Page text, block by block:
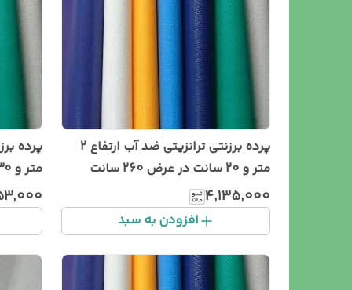
پرده برزنتی ترانزیتی ضد آب ارتفاع 2
متر و 20 سانت در عرض 260 سانت
۴٬۱۳۵٬۰۰۰
افزودن به سبد
سانت